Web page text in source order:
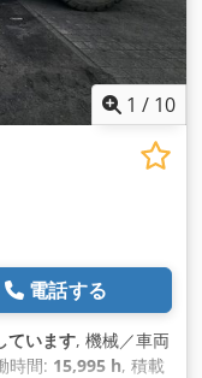
1 / 10
電話する
ています, 機械／車両
時間: 15,995 h, 積載